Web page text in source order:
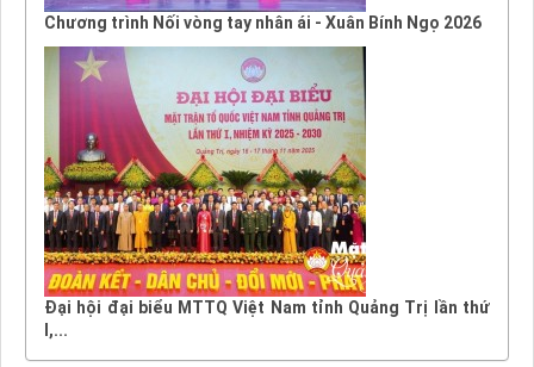
Chương trình Nối vòng tay nhân ái - Xuân Bính Ngọ 2026
Đại hội đại biểu MTTQ Việt Nam tỉnh Quảng Trị lần thứ
I,...